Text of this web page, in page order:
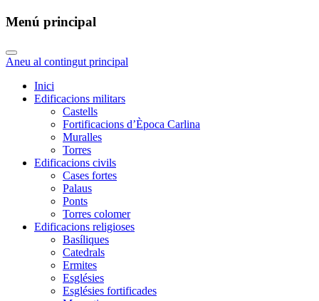
Menú principal
Aneu al contingut principal
Inici
Edificacions militars
Castells
Fortificacions d’Època Carlina
Muralles
Torres
Edificacions civils
Cases fortes
Palaus
Ponts
Torres colomer
Edificacions religioses
Basíliques
Catedrals
Ermites
Esglésies
Esglésies fortificades